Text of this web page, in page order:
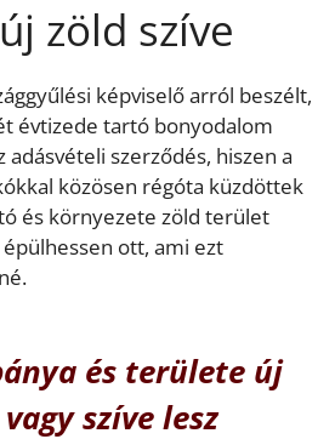
zöld szíve
képviselő arról beszélt,
évtizede tartó bonyodalom
szerződés, hiszen a
közösen régóta küzdöttek
és környezete zöld terület
ott, ami ezt
és területe új
szíve lesz